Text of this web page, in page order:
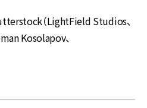
（LightField Studios、
Kosolapov、